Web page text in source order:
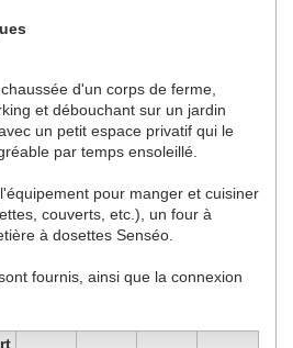
d'un corps de ferme,
et débouchant sur un jardin
un petit espace privatif qui le
par temps ensoleillé.
pour manger et cuisiner
couverts, etc.), un four à
à dosettes Senséo.
fournis, ainsi que la connexion